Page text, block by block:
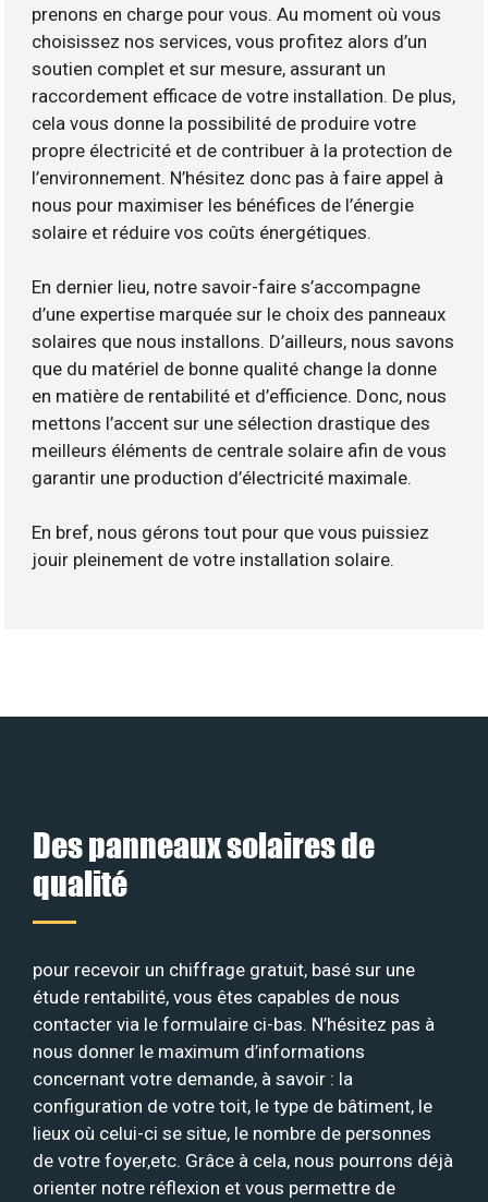
prenons en charge pour vous. Au moment où vous
choisissez nos services, vous profitez alors d’un
soutien complet et sur mesure, assurant un
raccordement efficace de votre installation. De plus,
cela vous donne la possibilité de produire votre
propre électricité et de contribuer à la protection de
l’environnement. N’hésitez donc pas à faire appel à
nous pour maximiser les bénéfices de l’énergie
solaire et réduire vos coûts énergétiques.
En dernier lieu, notre savoir-faire s’accompagne
d’une expertise marquée sur le choix des panneaux
solaires que nous installons. D’ailleurs, nous savons
que du matériel de bonne qualité change la donne
en matière de rentabilité et d’efficience. Donc, nous
mettons l’accent sur une sélection drastique des
meilleurs éléments de centrale solaire afin de vous
garantir une production d’électricité maximale.
En bref, nous gérons tout pour que vous puissiez
jouir pleinement de votre installation solaire.
Des panneaux solaires de
qualité
pour recevoir un chiffrage gratuit, basé sur une
étude rentabilité, vous êtes capables de nous
contacter via le formulaire ci-bas. N’hésitez pas à
nous donner le maximum d’informations
concernant votre demande, à savoir : la
configuration de votre toit, le type de bâtiment, le
lieux où celui-ci se situe, le nombre de personnes
de votre foyer,etc. Grâce à cela, nous pourrons déjà
orienter notre réflexion et vous permettre de